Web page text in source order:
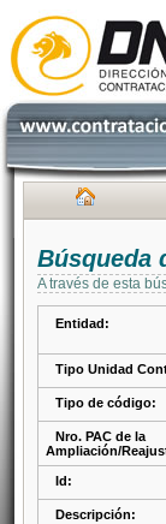
Búsqueda
A través de esta
Entidad:
Tipo Unidad
Tipo de código:
Nro. PAC de la
Ampliación/
Id:
Descripción: